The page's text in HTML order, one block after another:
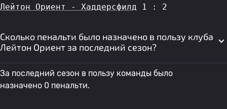
Лейтон Ориент - Хаддерсфилд 1 : 2
Сколько пенальти было назначено в пользу клуба
Лейтон Ориент за последний сезон?
За последний сезон в пользу команды было
назначено 0 пенальти.